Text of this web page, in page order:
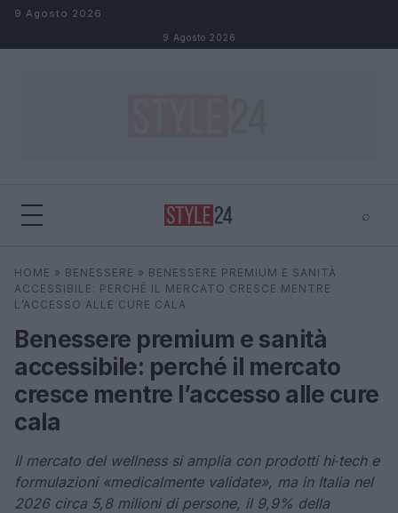
Salta al contenuto
9 Agosto 2026
9 Agosto 2026
⌕
Cerca ⌕
HOME » BENESSERE » BENESSERE PREMIUM E SANITÀ
ACCESSIBILE: PERCHÉ IL MERCATO CRESCE MENTRE
L’ACCESSO ALLE CURE CALA
Benessere premium e sanità
accessibile: perché il mercato
cresce mentre l’accesso alle cure
cala
Il mercato del wellness si amplia con prodotti hi‑tech e
formulazioni «medicalmente validate», ma in Italia nel
2026 circa 5,8 milioni di persone, il 9,9% della